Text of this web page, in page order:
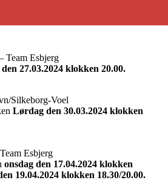
– Team Esbjerg
den 27.03.2024 klokken 20.00.
Silkeborg-Voel
Lørdag den 30.03.2024 klokken
Team Esbjerg
onsdag den 17.04.2024 klokken
19.04.2024 klokken 18.30/20.00.